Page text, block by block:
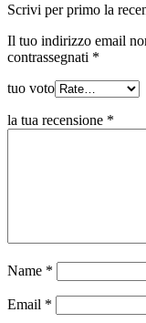
Scrivi per primo la
Il tuo indirizzo email
contrassegnati *
tuo voto
la tua recensione *
Name *
Email *